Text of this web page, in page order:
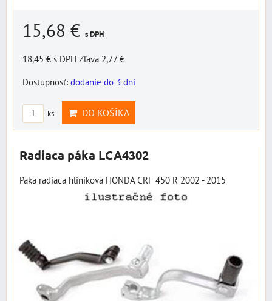
15,68 € s DPH
18,45 €s DPH Zľava 2,77 €
Dostupnosť: dodanie do 3 dní
ks DO KOŠÍKA
Radiaca páka LCA4302
Páka radiaca hliníková HONDA CRF 450 R 2002 - 2015